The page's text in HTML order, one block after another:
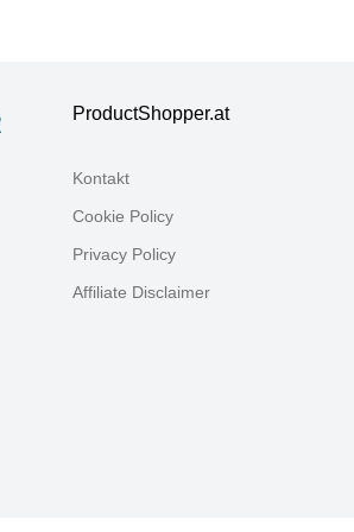
ProductShopper.at
Kontakt
Cookie Policy
Privacy Policy
Affiliate Disclaimer